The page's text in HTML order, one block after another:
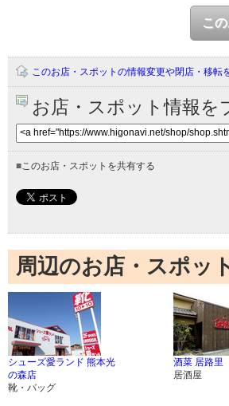
こ
このお店・スポットの情報変更や閉店・移転
お店・スポット情報を
■このお店・スポットを共有する
周辺のお店・スポッ
シューズ愛ランド 熊本光
の森店
靴・バッグ
酒菜 居路里
居酒屋